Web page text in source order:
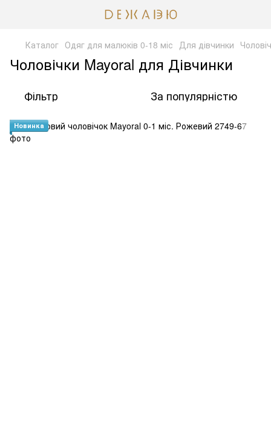
Каталог Одяг для малюків 0-18 міс Для дівчинки
Чоловічки Mayoral для Дівчинки
Фільтр За популярністю
Новинка